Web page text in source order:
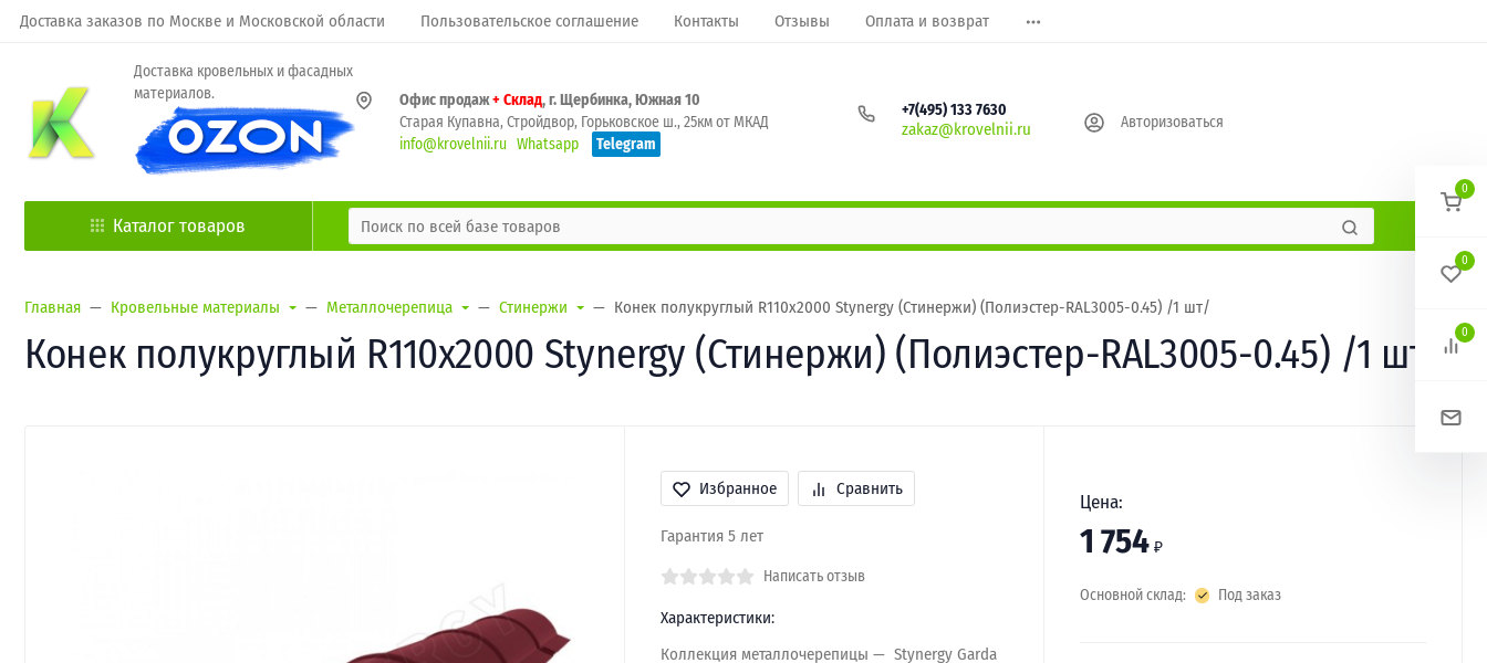
Доставка заказов по Москве и Московской области Пользовательское соглашение Контакты Отзывы Оплата и возврат
Доставка кровельных и фасадных
материалов.
Офис продаж+ Склад, г. Щербинка, Южная 10
Старая Купавна, Стройдвор, Горьковское ш., 25км от МКАД
info@krovelnii.ru Whatsapp Telegram
+7(495) 133 7630
zakaz@krovelnii.ru Авторизоваться
Каталог товаров
Главная Кровельные материалы Металлочерепица Стинержи Конек полукруглый R110х2000 Stynergy (Стинержи) (Полиэстер-RAL3005-0.45) /1 шт/
Конек полукруглый R110х2000 Stynergy (Стинержи) (Полиэстер-RAL3005-0.45) /1 шт/
Избранное Сравнить
Гарантия 5 лет
Написать отзыв
Характеристики:
Коллекция металлочерепицы
Stynergy Garda
Цена:
1 754 ₽
Основной склад: Под заказ
0
0
0